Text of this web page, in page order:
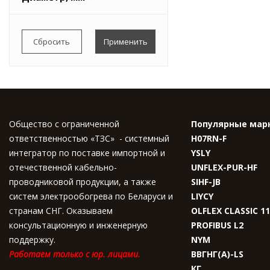
0,0051
Общество с ограниченной
ответственностью «ТЗС» - системный
интегратор по поставке импортной и
отечественной кабельно-
проводниковой продукции, а также
систем электрообогрева по Беларуси и
странам СНГ. Оказываем
консультационную и инженерную
поддержку.
Работаем только с юр. лицами.
Популярные
H07RN-F
YSLY
UNFLEX-PUR-HF
SIHF-JB
LIYCY
OLFLEX CLASSIC
PROFIBUS L2
NYM
ВВГНГ(A)-LS